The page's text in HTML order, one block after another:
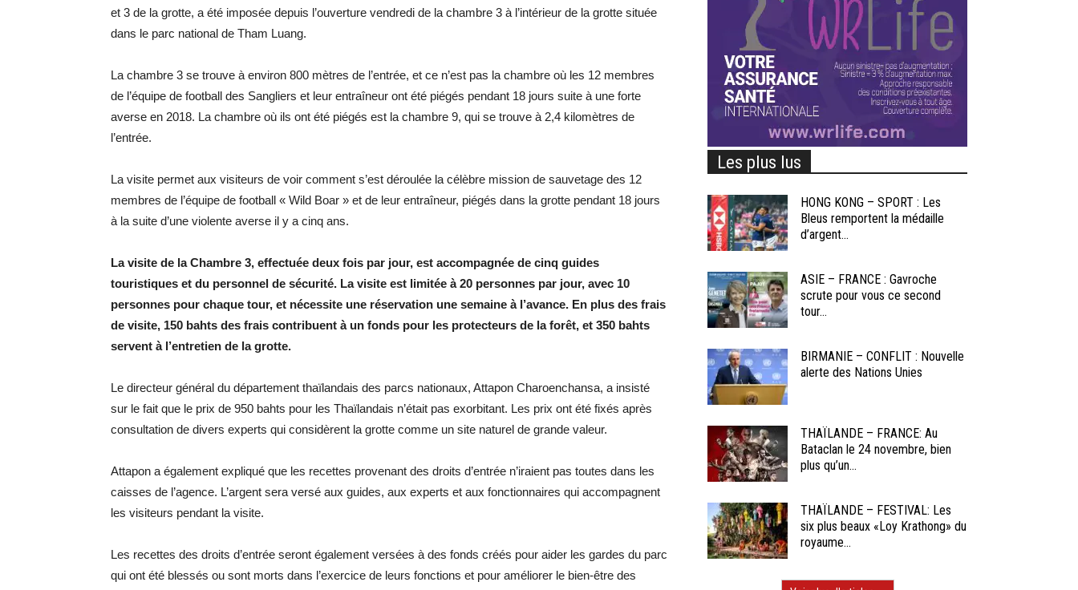
et 3 de la grotte, a été imposée depuis l’ouverture vendredi de la chambre 3 à l’intérieur de la grotte située
dans le parc national de Tham Luang.
La chambre 3 se trouve à environ 800 mètres de l’entrée, et ce n’est pas la chambre où les 12 membres
de l’équipe de football des Sangliers et leur entraîneur ont été piégés pendant 18 jours suite à une forte
averse en 2018. La chambre où ils ont été piégés est la chambre 9, qui se trouve à 2,4 kilomètres de
l’entrée.
La visite permet aux visiteurs de voir comment s’est déroulée la célèbre mission de sauvetage des 12
membres de l’équipe de football « Wild Boar » et de leur entraîneur, piégés dans la grotte pendant 18 jours
à la suite d’une violente averse il y a cinq ans.
La visite de la Chambre 3, effectuée deux fois par jour, est accompagnée de cinq guides
touristiques et du personnel de sécurité. La visite est limitée à 20 personnes par jour, avec 10
personnes pour chaque tour, et nécessite une réservation une semaine à l’avance. En plus des frais
de visite, 150 bahts des frais contribuent à un fonds pour les protecteurs de la forêt, et 350 bahts
servent à l’entretien de la grotte.
Le directeur général du département thaïlandais des parcs nationaux, Attapon Charoenchansa, a insisté
sur le fait que le prix de 950 bahts pour les Thaïlandais n’était pas exorbitant. Les prix ont été fixés après
consultation de divers experts qui considèrent la grotte comme un site naturel de grande valeur.
Attapon a également expliqué que les recettes provenant des droits d’entrée n’iraient pas toutes dans les
caisses de l’agence. L’argent sera versé aux guides, aux experts et aux fonctionnaires qui accompagnent
les visiteurs pendant la visite.
Les recettes des droits d’entrée seront également versées à des fonds créés pour aider les gardes du parc
qui ont été blessés ou sont morts dans l’exercice de leurs fonctions et pour améliorer le bien-être des
Les plus lus
HONG KONG – SPORT : Les
Bleus remportent la médaille
d’argent...
ASIE – FRANCE : Gavroche
scrute pour vous ce second
tour...
BIRMANIE – CONFLIT : Nouvelle
alerte des Nations Unies
THAÏLANDE – FRANCE: Au
Bataclan le 24 novembre, bien
plus qu’un...
THAÏLANDE – FESTIVAL: Les
six plus beaux «Loy Krathong» du
royaume...